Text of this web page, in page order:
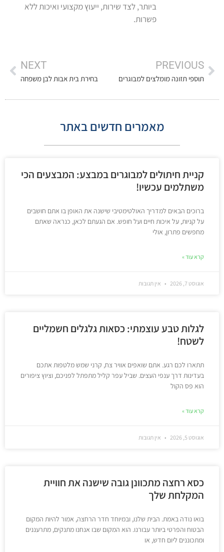
ביותר, לצד שירות, ייעוץ מקצועי ואיכות ללא
פשרות.
PREVIOUS
תוספי תזונה מומלצים למבוגרים
NEXT
בחירת בית אבות לבן משפחה
מאמרים חדשים באתר
קניית חיתולים למבוגרים במבצע: המבצעים הכי
משתלמים עכשיו!
ברוכים הבאים למדריך האולטימטיבי שישנה את האופן בו אתם חושבים
על קניות, על איכות חיים ועל חופש. אם הגעתם לכאן, כנראה שאתם
מחפשים פתרון, אולי
קרא עוד »
אוגוסט 7, 2026 אין תגובות
לגלות טבע עוצמתי: כסאות גלגלים חשמליים
לשטח!
תתארו לכם רגע. אתם שואפים אוויר צח, קרני שמש מלטפות אתכם
בעדינות דרך ענפי העצים. שביל עפר קליל מתפתל לפניכם, וציוץ ציפורים
הוא פס הקול
קרא עוד »
אוגוסט 5, 2026 אין תגובות
כסא רחצה מתכוונן גובה שישנה את חוויית
המקלחת שלך
בואו נודה באמת. הבית שלנו, ובמיוחד חדר הרחצה, אמור להיות המקום
הבטוח והפרטי ביותר עבורנו. הוא המקום שבו אנחנו מתנקים, מתרעננים
ומתכוננים ליום חדש, או